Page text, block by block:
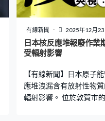
有線新聞 2025年12月23
日本核反應堆報廢作
受輻射影響
【有線新聞】日本原子
應堆洩漏含有放射性物
輻射影響。 位於敦賀市